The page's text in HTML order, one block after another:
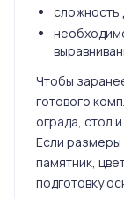
сложность
Чтобы
готового
ограда, стол
Если размеры
памятник,
подготовку